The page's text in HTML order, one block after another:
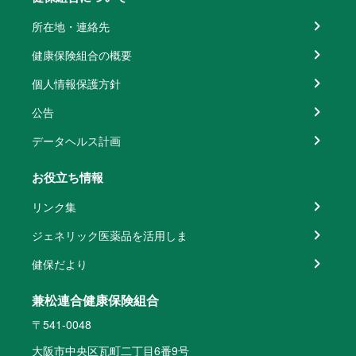
所在地・連絡先
健康保険組合の概要
個人情報保護方針
公告
データヘルス計画
お役立ち情報
リンク集
ジェネリック医薬品を活用しま
健保だより
兼松連合健康保険組合
〒541-0048
大阪市中央区瓦町二丁目6番9号